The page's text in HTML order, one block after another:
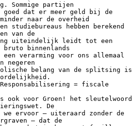
Sommige partijen
dat er meer geld bij de
naar de overheid
studiebureaus hebben berekend
van de
uiteindelijk leidt tot een
bruto binnenlands
verarming voor ons allemaal
negeren
belang van de splitsing is
= fiscale
ook voor Groen! het sleutelwoord
De
we ervoor – uiteraard zonder de
– dat de